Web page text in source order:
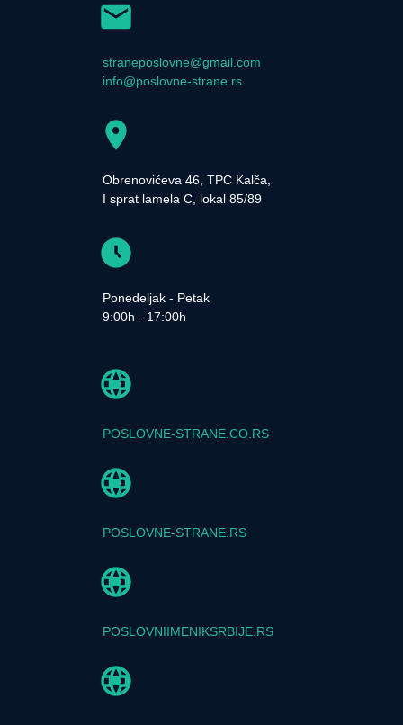
straneposlovne@gmail.com
info@poslovne-strane.rs
Obrenovićeva 46, TPC Kalča,
I sprat lamela C, lokal 85/89
Ponedeljak - Petak
9:00h - 17:00h
POSLOVNE-STRANE.CO.RS
POSLOVNE-STRANE.RS
POSLOVNIIMENIKSRBIJE.RS